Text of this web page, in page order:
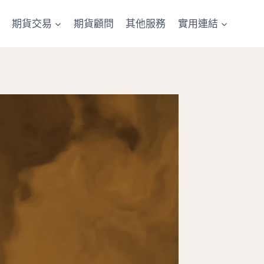
期貨交易 期貨顧問 其他服務 實用連結